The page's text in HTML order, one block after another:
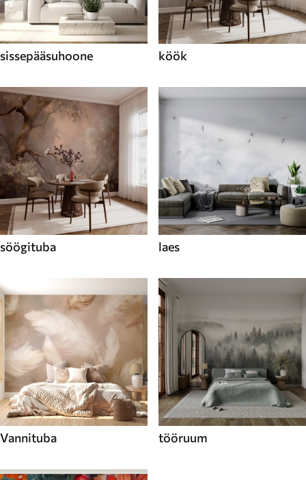
sissepääsuhoone köök
söögituba laes
Vannituba tööruum